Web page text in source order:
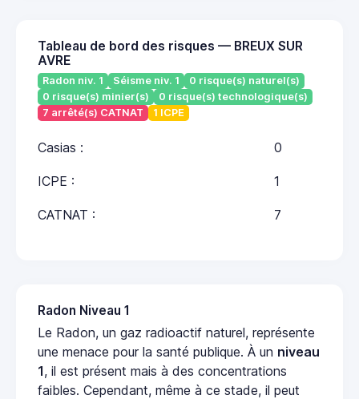
Tableau de bord des risques — BREUX SUR
AVRE
Radon niv. 1 Séisme niv. 1
0 risque(s) naturel(s)
0 risque(s) minier(s)
0 risque(s) technologique(s)
7 arrêté(s) CATNAT
1 ICPE
Casias : 0
ICPE : 1
CATNAT : 7
Radon Niveau 1
Le Radon, un gaz radioactif naturel, représente
une menace pour la santé publique. À un niveau
1, il est présent mais à des concentrations
faibles. Cependant, même à ce stade, il peut